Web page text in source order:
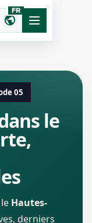
public
FR
05
le
Hautes-
derniers